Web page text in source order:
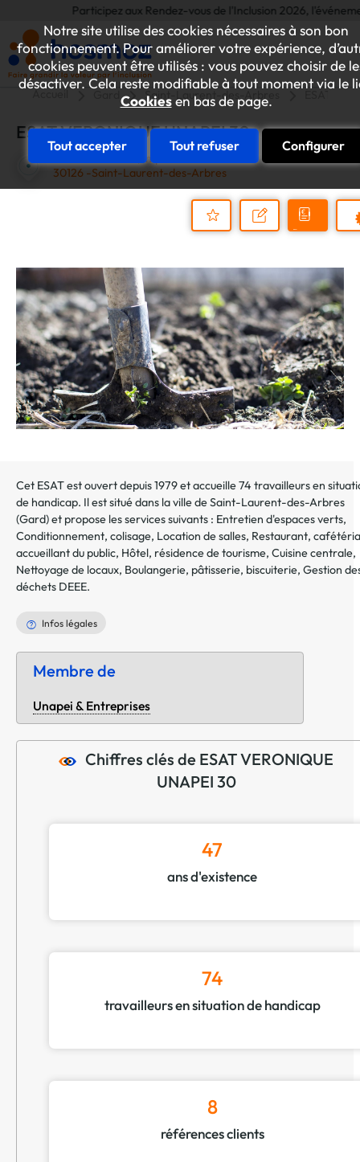
Notre site utilise des cookies nécessaires à son bon
fonctionnement. Pour améliorer votre expérience,
cookies peuvent être utilisés : vous pouvez choisir de
désactiver. Cela reste modifiable à tout moment via le
Cookiesen bas de page.
Tout accepter Tout refuser Configurer
Participez aux Rendez-vous de l'Inclusion 2026,
Accueil Saint-Laurent-des-Arbres
ESAT VERONIQUE UNAPEI 30
Zac de Tésan 107, impasse Eric Jaulmes
30126 -Saint-Laurent-des-Arbres
dossier
Nous
Demander
Cet ESAT est ouvert depuis 1979 et accueille 74 travailleurs en
de handicap. Il est situé dans la ville deSaint-Laurent-des-Arbres
(Gard) et propose les services suivants : Entretien d'espaces verts,
Conditionnement, colisage, Location de salles, Restaurant, cafétéria
accueillant du public, Hôtel, résidence de tourisme, Cuisine centrale,
Nettoyage de locaux, Boulangerie, pâtisserie, biscuiterie, Gestion
déchets DEEE.
Infos légales
Membre de
Unapei & Entreprises
Chiffres clés de ESAT VERONIQUE
UNAPEI 30
47
ans d'existence
74
travailleurs en situation de handicap
8
références clients